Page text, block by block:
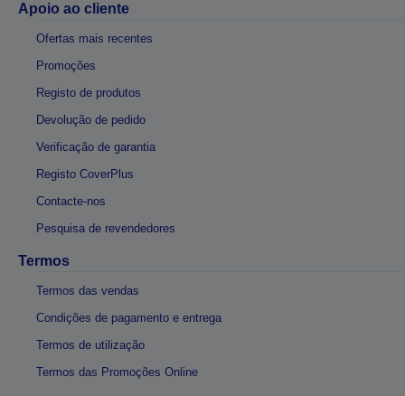
Apoio ao cliente
Ofertas mais recentes
Promoções
Registo de produtos
Devolução de pedido
Verificação de garantia
Registo CoverPlus
Contacte-nos
Pesquisa de revendedores
Termos
Termos das vendas
Condições de pagamento e entrega
Termos de utilização
Termos das Promoções Online